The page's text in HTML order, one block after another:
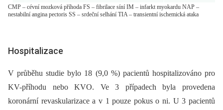
CMP – cévní mozková příhoda FS – fibrilace síní IM – infarkt myokardu NAP –
nestabilní angina pectoris SS – srdeční selhání TIA – transientní ischemická ataka
Hospitalizace
V průběhu studie bylo 18 (9,0 %) pacientů hospitalizováno pro
KV-příhodu nebo KVO. Ve 3 případech byla provedena
koronární revaskularizace a v 1 pouze pokus o ni. U 3 pacientů